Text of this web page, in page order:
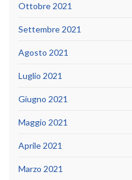
Ottobre 2021
Settembre 2021
Agosto 2021
Luglio 2021
Giugno 2021
Maggio 2021
Aprile 2021
Marzo 2021